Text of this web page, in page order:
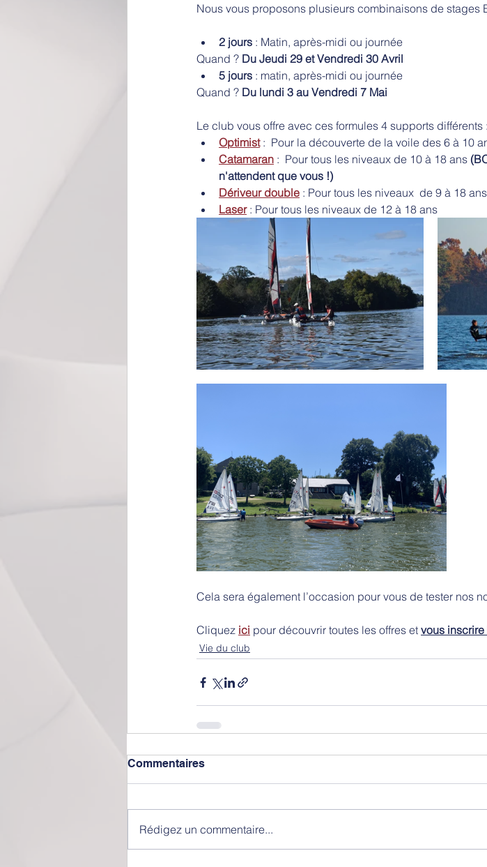
Nous vous proposons plusieurs combinaisons de stages
2 jours : Matin, après-midi ou journée
Quand ? Du Jeudi 29 et Vendredi 30 Avril
5 jours : matin, après-midi ou journée
Quand ? Du lundi 3 au Vendredi 7 Mai
Le club vous offre avec ces formules 4 supports différents :
Optimist :  Pour la découverte de la voile des 6 à 10
Catamaran :  Pour tous les niveaux de 10 à 18 ans
n'attendent que vous !)
Dériveur double : Pour tous les niveaux  de 9 à 18 ans
Laser : Pour tous les niveaux de 12 à 18 ans
Cela sera également l’occasion pour vous de tester nos
Cliquez ici pour découvrir toutes les offres et vous inscrire
Vie du club
Commentaires
Rédigez un commentaire...